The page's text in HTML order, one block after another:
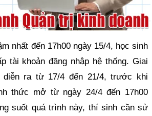
nhất đến 17h00 ngày 15/4, học sinh
tài khoản đăng nhập hệ thống. Giai
diễn ra từ 17/4 đến 21/4, trước khi
thức mở từ ngày 24/4 đến 17h00
suốt quá trình này, thí sinh cần sử